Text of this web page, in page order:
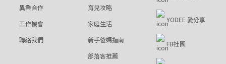
異業合作
工作機會
聯絡我們
育兒攻略
家庭生活
新手爸媽指南
部落客推薦
YODEE 愛分享
FB社團